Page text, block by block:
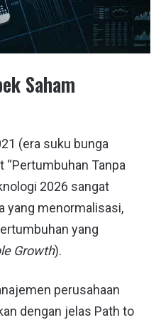
Saham
(era suku bunga
Tanpa
2026 sangat
yang menormalisasi,
yang
Growth).
perusahaan
dengan jelas Path to